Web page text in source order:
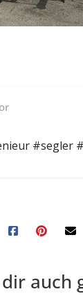
#segler
auch